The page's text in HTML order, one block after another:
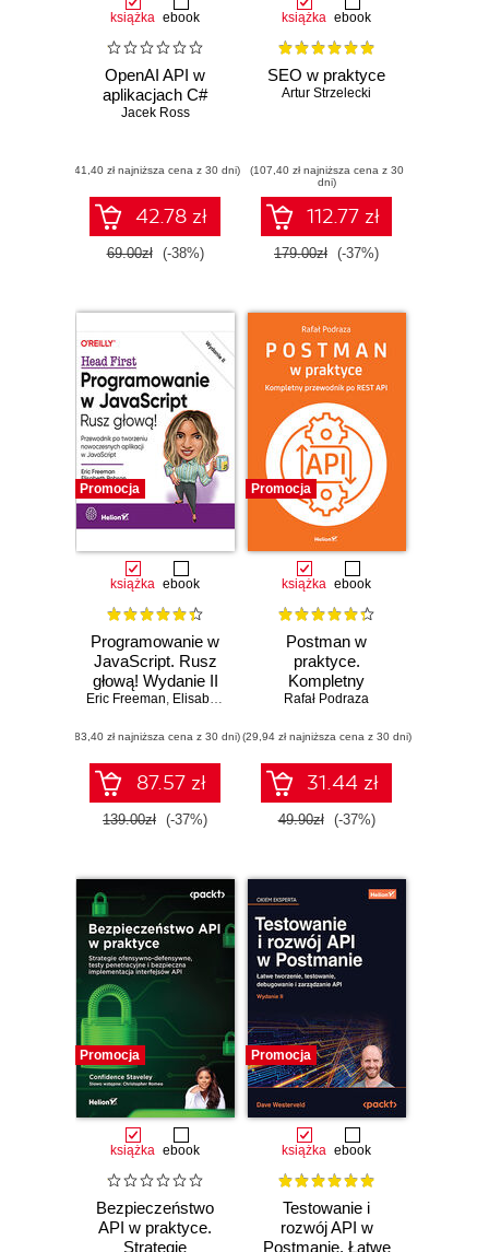
książka ebook
OpenAI API w
aplikacjach C#
Jacek Ross
(41,40 zł najniższa cena z 30 dni)
42.78 zł
69.00zł (-38%)
książka ebook
SEO w praktyce
Artur Strzelecki
(107,40 zł najniższa cena z 30
dni)
112.77 zł
179.00zł (-37%)
Promocja
książka ebook
Programowanie w
JavaScript. Rusz
głową! Wydanie II
Eric Freeman, Elisabeth Robson
(83,40 zł najniższa cena z 30 dni)
87.57 zł
139.00zł (-37%)
Promocja
książka ebook
Postman w
praktyce.
Kompletny
przewodnik po
Rafał Podraza
(29,94 zł najniższa cena z 30 dni)
31.44 zł
49.90zł (-37%)
Promocja
książka ebook
Bezpieczeństwo
API w praktyce.
Strategie
Promocja
książka ebook
Testowanie i
rozwój API w
Postmanie. Łatwe